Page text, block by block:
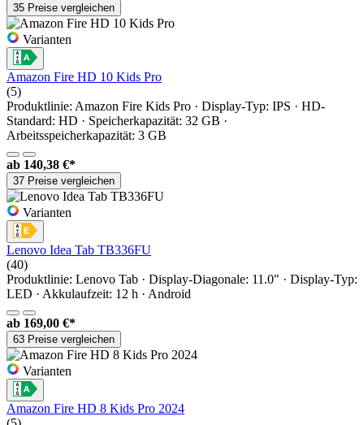
35 Preise vergleichen
Varianten
Amazon Fire HD 10 Kids Pro
(5)
Produktlinie: Amazon Fire Kids Pro · Display-Typ: IPS · HD-
Standard: HD · Speicherkapazität: 32 GB ·
Arbeitsspeicherkapazität: 3 GB
ab 140,38 €*
37 Preise vergleichen
Varianten
Lenovo Idea Tab TB336FU
(40)
Produktlinie: Lenovo Tab · Display-Diagonale: 11.0" · Display-Typ:
LED · Akkulaufzeit: 12 h · Android
ab 169,00 €*
63 Preise vergleichen
Varianten
Amazon Fire HD 8 Kids Pro 2024